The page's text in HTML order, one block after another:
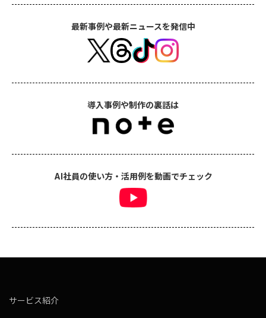
最新事例や最新ニュースを発信中
導入事例や制作の裏話は
AI社員の使い方・活用例を動画でチェック
サービス紹介